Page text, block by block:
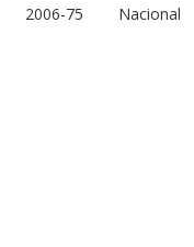
2006-75 Nacional